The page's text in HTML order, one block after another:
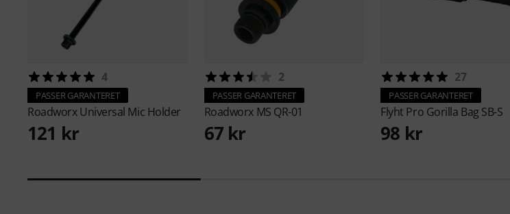
4
PASSER GARANTERET
RoadworxUniversal Mic Holder
121 kr
2
PASSER GARANTERET
Roadworx MS QR-01
67 kr
27
PASSER GARANTERET
Flyht Pro Gorilla Bag SB-S
98 kr